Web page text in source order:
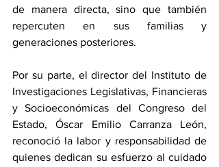
de manera directa, sino que también
repercuten en sus familias y
generaciones posteriores.
Por su parte, el director del Instituto de
Investigaciones Legislativas, Financieras
y Socioeconómicas del Congreso del
Estado, Óscar Emilio Carranza León,
reconoció la labor y responsabilidad de
quienes dedican su esfuerzo al cuidado